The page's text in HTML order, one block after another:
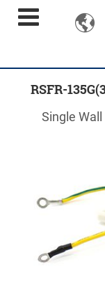

Single Wall